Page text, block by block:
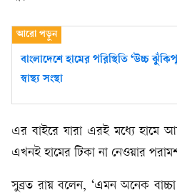
বাংলাদেশে হামের পরিস্থিতি ‘উচ্চ
স্বাস্থ্য সংস্থা
এর বাইরে যারা এরই মধ্যে হামে
এখনই হামের টিকা না নেওয়ার
সুব্রত রায় বলেন, ‘এমন অনেক